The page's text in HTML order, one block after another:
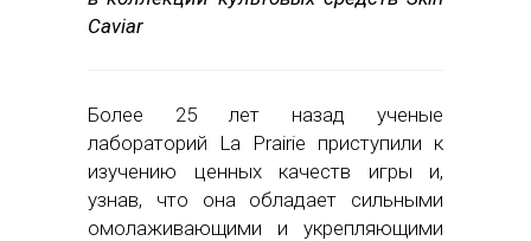
Caviar
Более 25 лет назад ученые
лабораторий La Prairie приступили к
изучению ценных качеств игры и,
узнав, что она обладает сильными
омолаживающими и укрепляющими